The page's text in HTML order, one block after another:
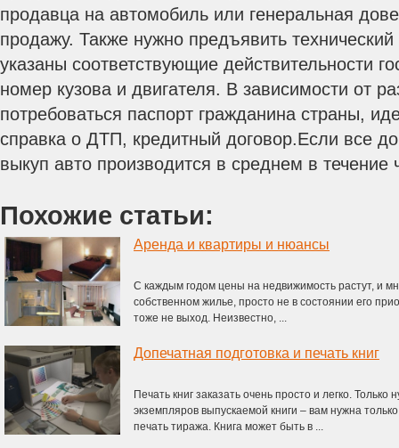
продавца на автомобиль или генеральная
продажу. Также нужно предъявить
указаны соответствующие действительности
номер кузова и двигателя. В зависимости от
потребоваться паспорт гражданина страны,
справка о ДТП, кредитный договор.Если все
выкуп авто производится в среднем в течение
Похожие статьи:
Аренда и квартиры и нюансы
С каждым годом цены на недвижимость растут, и
собственном жилье, просто не в состоянии его
тоже не выход. Неизвестно, ...
Допечатная подготовка и печать книг
Печать книг заказать очень просто и легко.
экземпляров выпускаемой книги – вам нужна
печать тиража. Книга может быть в ...